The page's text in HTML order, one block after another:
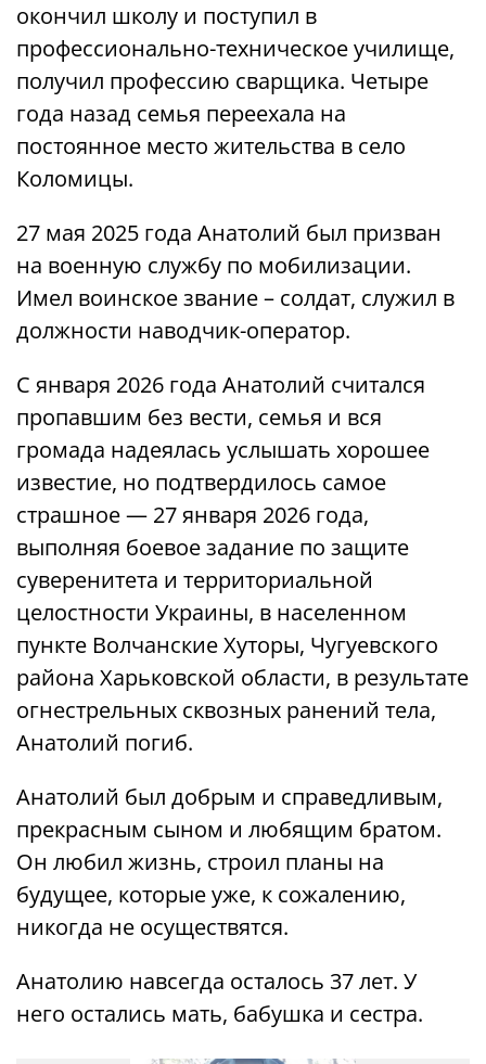
окончил школу и поступил в
профессионально-техническое училище,
получил профессию сварщика. Четыре
года назад семья переехала на
постоянное место жительства в село
Коломицы.
27 мая 2025 года Анатолий был призван
на военную службу по мобилизации.
Имел воинское звание – солдат, служил в
должности наводчик-оператор.
С января 2026 года Анатолий считался
пропавшим без вести, семья и вся
громада надеялась услышать хорошее
известие, но подтвердилось самое
страшное — 27 января 2026 года,
выполняя боевое задание по защите
суверенитета и территориальной
целостности Украины, в населенном
пункте Волчанские Хуторы, Чугуевского
района Харьковской области, в результате
огнестрельных сквозных ранений тела,
Анатолий погиб.
Анатолий был добрым и справедливым,
прекрасным сыном и любящим братом.
Он любил жизнь, строил планы на
будущее, которые уже, к сожалению,
никогда не осуществятся.
Анатолию навсегда осталось 37 лет. У
него остались мать, бабушка и сестра.